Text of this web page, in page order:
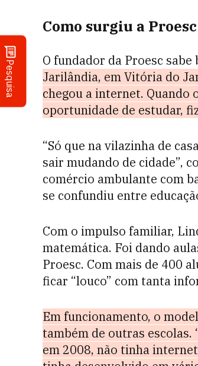
Pesquisa
Como surgiu a Proesc
O fundador da Proesc
Jarilândia, em Vitória do
chegou a internet. Quando
oportunidade de estudar,
“Só que na vilazinha de
sair mudando de cidade”,
comércio ambulante com
se confundiu entre
Com o impulso familiar,
matemática. Foi dando
Proesc. Com mais de 400
ficar “louco” com tanta
Em funcionamento, o
também de outras escolas.
em 2008, não tinha